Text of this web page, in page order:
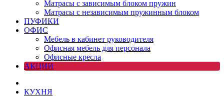
Матрасы с зависимым блоком пружин
Матрасы с независимым пружинным блоком
ПУФИКИ
ОФИС
Мебель в кабинет руководителя
Офисная мебель для персонала
Офисные кресла
АКЦИИ
КУХНЯ